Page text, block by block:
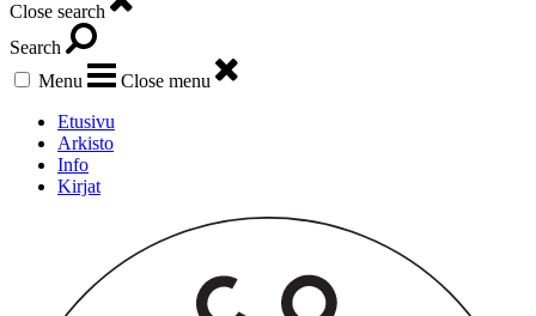
Close search
Search
Menu
Close menu
Etusivu
Arkisto
Info
Kirjat